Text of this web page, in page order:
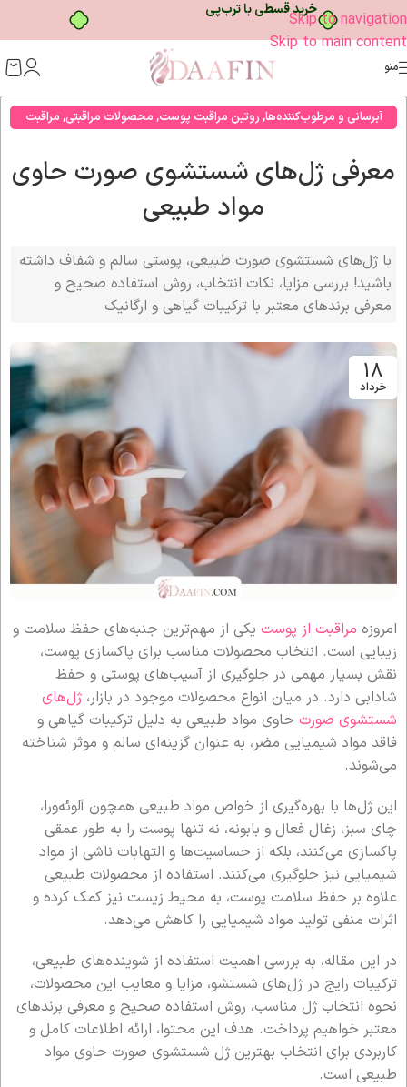
خرید قسطی با ترب‌پیSkip to navigation
Skip to main content
منو
آبرسانی و مرطوب‌کننده‌ها, روتین مراقبت پوست, محصولات مراقبتی, مراقبت
معرفی ژل‌های شستشوی صورت حاوی
مواد طبیعی
با ژل‌های شستشوی صورت طبیعی، پوستی سالم و شفاف داشته
باشید! بررسی مزایا، نکات انتخاب، روش استفاده صحیح و
معرفی برندهای معتبر با ترکیبات گیاهی و ارگانیک
18
خرداد
امروزه مراقبت از پوست یکی از مهم‌ترین جنبه‌های حفظ سلامت و
زیبایی است. انتخاب محصولات مناسب برای پاکسازی پوست،
نقش بسیار مهمی در جلوگیری از آسیب‌های پوستی و حفظ
شادابی دارد. در میان انواع محصولات موجود در بازار، ژل‌های
شستشوی صورت حاوی مواد طبیعی به دلیل ترکیبات گیاهی و
فاقد مواد شیمیایی مضر، به عنوان گزینه‌ای سالم و موثر شناخته
می‌شوند.
این ژل‌ها با بهره‌گیری از خواص مواد طبیعی همچون آلوئه‌ورا،
چای سبز، زغال فعال و بابونه، نه تنها پوست را به طور عمقی
پاکسازی می‌کنند، بلکه از حساسیت‌ها و التهابات ناشی از مواد
شیمیایی نیز جلوگیری می‌کنند. استفاده از محصولات طبیعی
علاوه بر حفظ سلامت پوست، به محیط زیست نیز کمک کرده و
اثرات منفی تولید مواد شیمیایی را کاهش می‌دهد.
در این مقاله، به بررسی اهمیت استفاده از شوینده‌های طبیعی،
ترکیبات رایج در ژل‌های شستشو، مزایا و معایب این محصولات،
نحوه انتخاب ژل مناسب، روش استفاده صحیح و معرفی برندهای
معتبر خواهیم پرداخت. هدف این محتوا، ارائه اطلاعات کامل و
کاربردی برای انتخاب بهترین ژل شستشوی صورت حاوی مواد
طبیعی است.